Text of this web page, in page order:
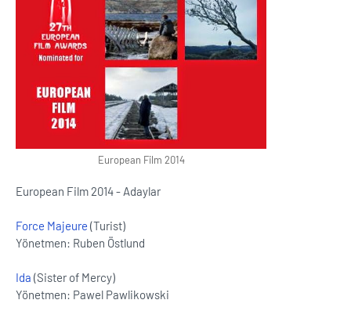
European Film 2014
European Film 2014 - Adaylar
Force Majeure (Turist)
Yönetmen: Ruben Östlund
Ida (Sister of Mercy)
Yönetmen: Pawel Pawlikowski